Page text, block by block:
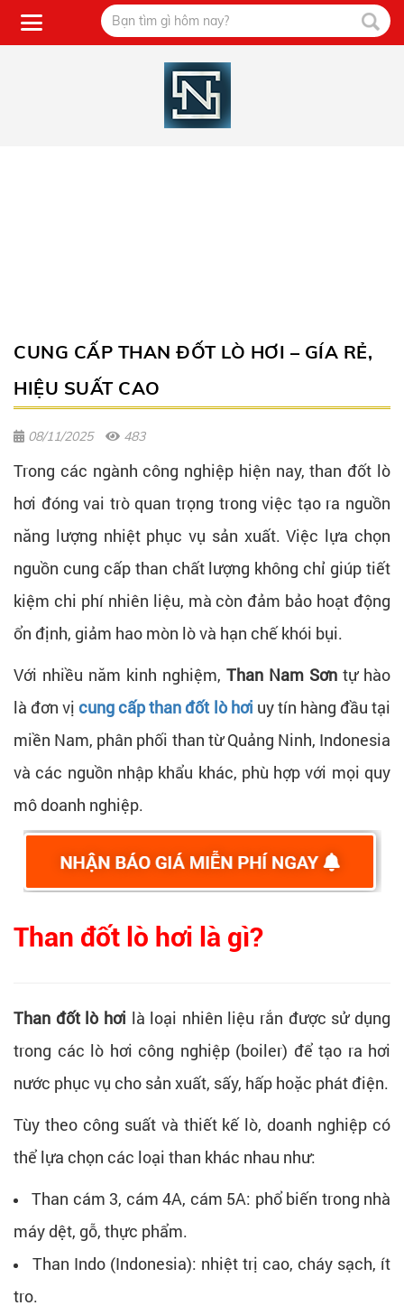
CUNG CẤP THAN ĐỐT LÒ HƠI – GÍA RẺ,
HIỆU SUẤT CAO
08/11/2025 483
Trong các ngành công nghiệp hiện nay, than đốt lò
hơi đóng vai trò quan trọng trong việc tạo ra nguồn
năng lượng nhiệt phục vụ sản xuất. Việc lựa chọn
nguồn cung cấp than chất lượng không chỉ giúp tiết
kiệm chi phí nhiên liệu, mà còn đảm bảo hoạt động
ổn định, giảm hao mòn lò và hạn chế khói bụi.
Với nhiều năm kinh nghiệm, Than Nam Sơn tự hào
là đơn vịcung cấp than đốt lò hơi uy tín hàng đầu tại
miền Nam, phân phối than từ Quảng Ninh, Indonesia
và các nguồn nhập khẩu khác, phù hợp với mọi quy
mô doanh nghiệp.
Than đốt lò hơi là gì?
Than đốt lò hơi là loại nhiên liệu rắn được sử dụng
trong các lò hơi công nghiệp (boiler) để tạo ra hơi
nước phục vụ cho sản xuất, sấy, hấp hoặc phát điện.
Tùy theo công suất và thiết kế lò, doanh nghiệp có
thể lựa chọn các loại than khác nhau như:
Than cám 3, cám 4A, cám 5A: phổ biến trong nhà
máy dệt, gỗ, thực phẩm.
Than Indo (Indonesia): nhiệt trị cao, cháy sạch, ít
tro.